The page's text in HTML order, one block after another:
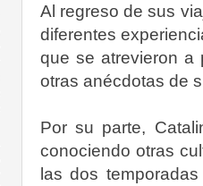
Al regreso de sus
diferentes
que se atrevieron a
otras anécdotas de
Por su parte,
conociendo otras
las dos